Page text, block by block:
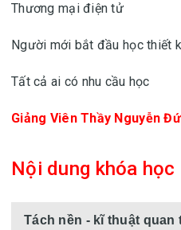
Thương mại điện tử
Người mới bắt đầu học thiết
Tất cả ai có nhu cầu học
Giảng Viên Thầy Nguyễn
Nội dung khóa học
Tách nền - kĩ thuật